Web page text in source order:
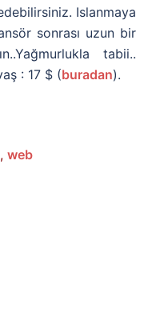
Islanmaya
sonrası uzun bir
tabii..
: 17 $ (buradan).
, web